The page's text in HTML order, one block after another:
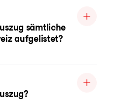
sämtliche
aufgelistet?